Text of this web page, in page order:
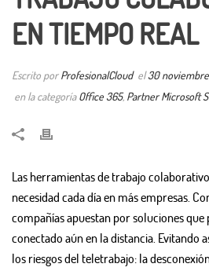
EN TIEMPO REAL
Escrito porProfesionalCloud el30
en la categoríaOffice 365, Partner Microsoft
Las herramientas de trabajo
necesidad cada día en más empresas.
compañías apuestan por soluciones
conectado aún en la distancia. Evitando
los riesgos del teletrabajo: la